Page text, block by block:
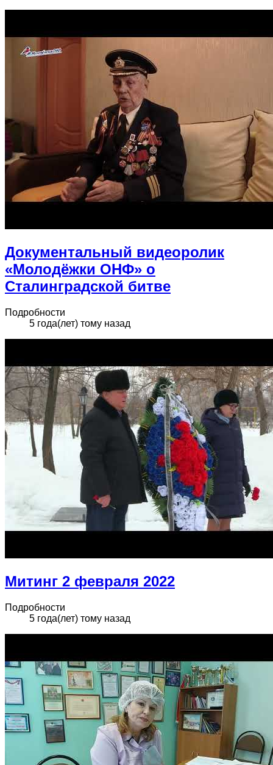
Документальный видеоролик
«Молодёжки ОНФ» о
Сталинградской битве
Подробности
5 года(лет) тому назад
Митинг 2 февраля 2022
Подробности
5 года(лет) тому назад